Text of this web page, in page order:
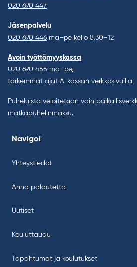
020 690 447
Jäsenpalvelu
020 690 446 ma–pe kello 8.30–12
Avoin työttömyyskassa
020 690 455 ma–pe,
tarkemmat ajat A-kassan verkkosivuilla
Puheluista veloitetaan vain
matkapuhelinmaksu.
Navigoi
Yhteystiedot
Anna palautetta
Uutiset
Kouluttaudu
Tapahtumat ja koulutukset